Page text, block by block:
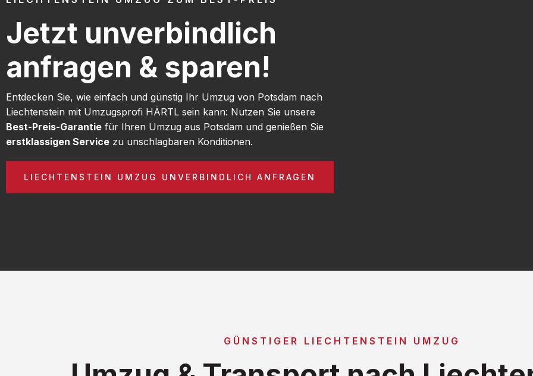
Jetzt unverbindlich
anfragen & sparen!
Entdecken Sie, wie einfach und günstig Ihr Umzug von Potsdam nach
Liechtenstein mit Umzugsprofi HÄRTL sein kann: Nutzen Sie unsere
Best-Preis-Garantie für Ihren Umzug aus Potsdam und genießen Sie
erstklassigen Service zu unschlagbaren Konditionen.
LIECHTENSTEIN UMZUG UNVERBINDLICH ANFRAGEN
GÜNSTIGER LIECHTENSTEIN UMZUG